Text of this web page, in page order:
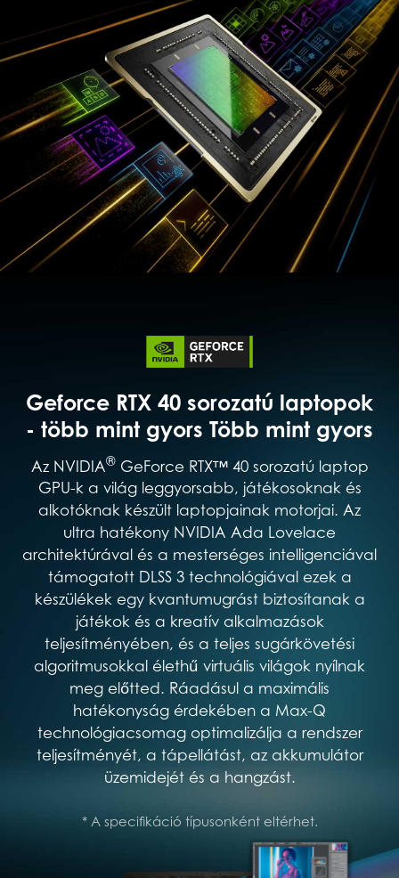
Geforce RTX 40 sorozatú laptopok
- több mint gyors Több mint gyors
Az NVIDIA®GeForce RTX™ 40 sorozatú laptop
GPU-k a világ leggyorsabb, játékosoknak és
alkotóknak készült laptopjainak motorjai. Az
ultra hatékony NVIDIA Ada Lovelace
architektúrával és a mesterséges intelligenciával
támogatott DLSS 3 technológiával ezek a
készülékek egy kvantumugrást biztosítanak a
játékok és a kreatív alkalmazások
teljesítményében, és a teljes sugárkövetési
algoritmusokkal élethű virtuális világok nyílnak
meg előtted. Ráadásul a maximális
hatékonyság érdekében a Max-Q
technológiacsomag optimalizálja a rendszer
teljesítményét, a tápellátást, az akkumulátor
üzemidejét és a hangzást.
* A specifikáció típusonként eltérhet.